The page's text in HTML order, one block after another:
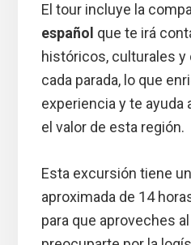
El tour incluye la
español que te irá
históricos, culturales
cada parada, lo que
experiencia y te
el valor de esta región.
Esta excursión tiene
aproximada de 14
para que aproveches